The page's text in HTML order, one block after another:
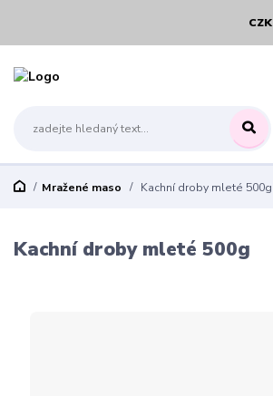
CZK
Mražené maso Kachní droby mleté 500g
Kachní droby mleté 500g